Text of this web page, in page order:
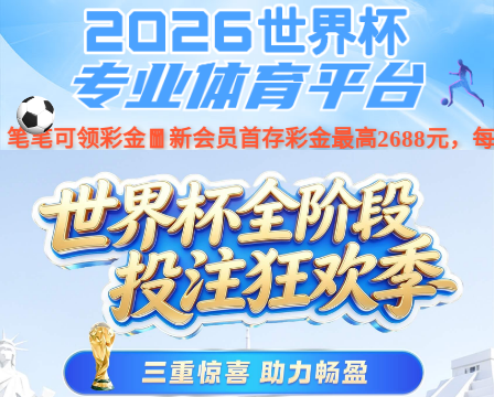
jiuyou.com·(中国区)官方网站
股票
代码 001266
特种设备
矿用本安型显示器